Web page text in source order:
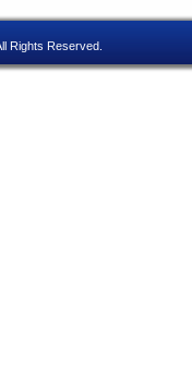
Rights Reserved.